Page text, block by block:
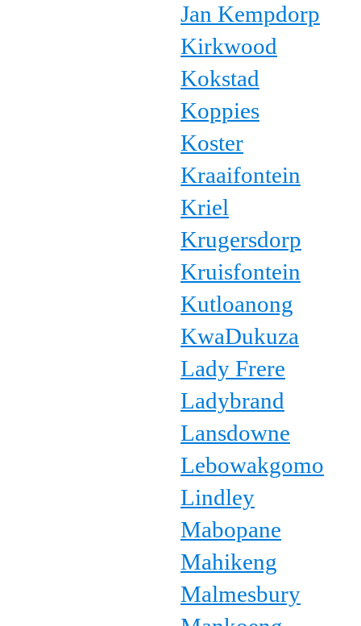
Jan Kempdorp
Kirkwood
Kokstad
Koppies
Koster
Kraaifontein
Kriel
Krugersdorp
Kruisfontein
Kutloanong
KwaDukuza
Lady Frere
Ladybrand
Lansdowne
Lebowakgomo
Lindley
Mabopane
Mahikeng
Malmesbury